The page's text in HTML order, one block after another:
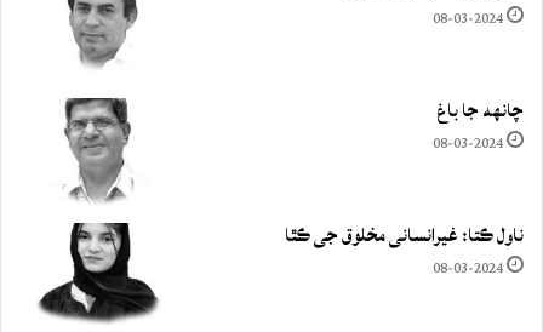
08-03-2024
چانهه جا باغ
08-03-2024
ناول ڪتا: غيرانساني مخلوق جي ڪٿا
08-03-2024